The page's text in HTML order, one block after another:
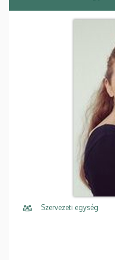
Szervezeti egység